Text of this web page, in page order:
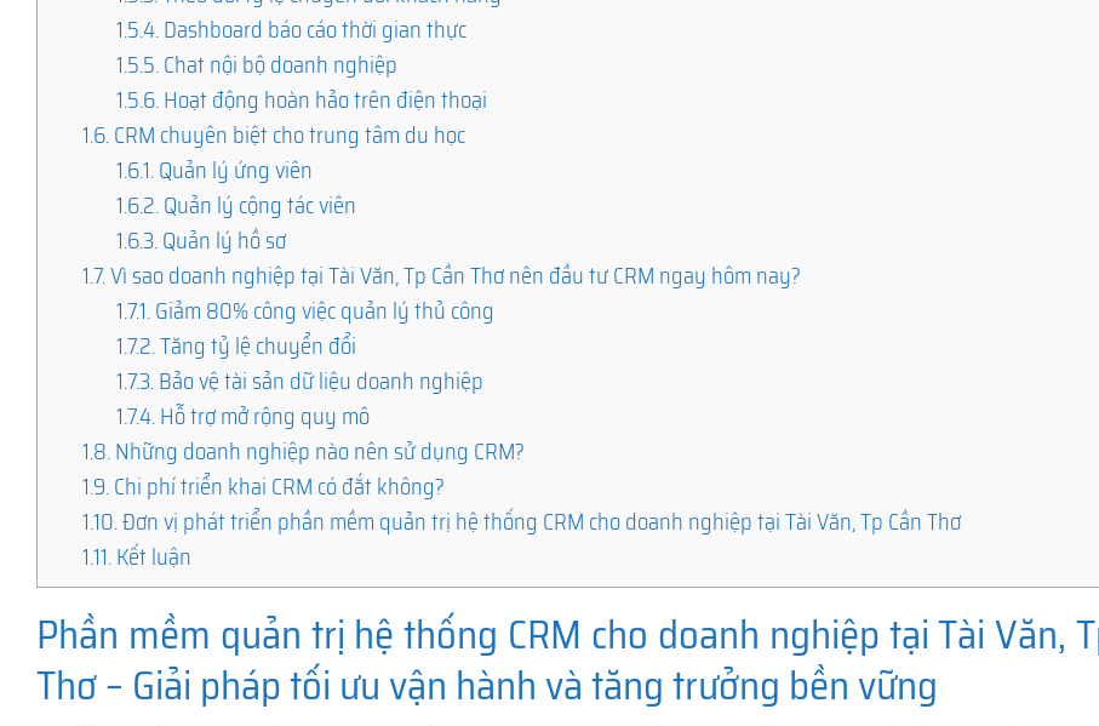
1.5.4.Dashboard báo cáo thời gian thực
1.5.5.Chat nội bộ doanh nghiệp
1.5.6.Hoạt động hoàn hảo trên điện thoại
1.6.CRM chuyên biệt cho trung tâm du học
1.6.1.Quản lý ứng viên
1.6.2.Quản lý cộng tác viên
1.6.3.Quản lý hồ sơ
1.7.Vì sao doanh nghiệp tại Tài Văn, Tp Cần Thơ nên đầu tư CRM ngay hôm nay?
1.7.1.Giảm 80% công việc quản lý thủ công
1.7.2.Tăng tỷ lệ chuyển đổi
1.7.3.Bảo vệ tài sản dữ liệu doanh nghiệp
1.7.4.Hỗ trợ mở rộng quy mô
1.8.Những doanh nghiệp nào nên sử dụng CRM?
1.9.Chi phí triển khai CRM có đắt không?
1.10.Đơn vị phát triển phần mềm quản trị hệ thống CRM cho doanh nghiệp tại Tài Văn, Tp Cần Thơ
1.11.Kết luận
Phần mềm quản trị hệ thống CRM cho doanh nghiệp tại Tài Văn,
Thơ – Giải pháp tối ưu vận hành và tăng trưởng bền vững